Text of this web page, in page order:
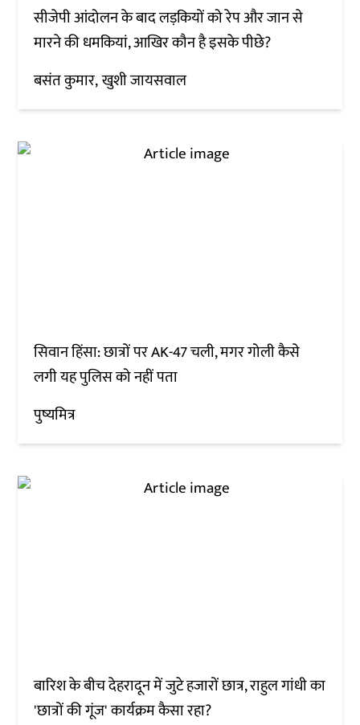
सीजेपी आंदोलन के बाद लड़कियों को रेप और जान से
मारने की धमकियां, आखिर कौन है इसके पीछे?
बसंत कुमार खुशी जायसवाल
सिवान हिंसा: छात्रों पर AK-47 चली, मगर गोली कैसे
लगी यह पुलिस को नहीं पता
पुष्यमित्र
बारिश के बीच देहरादून में जुटे हजारों छात्र, राहुल गांधी का
'छात्रों की गूंज' कार्यक्रम कैसा रहा?